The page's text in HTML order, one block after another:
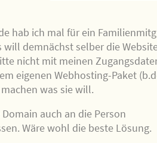
hab ich mal für ein
will demnächst selber die
nicht mit meinen
eigenen Webhosting-Paket
was sie will.
auch an die Person
Wäre wohl die beste Lösung.